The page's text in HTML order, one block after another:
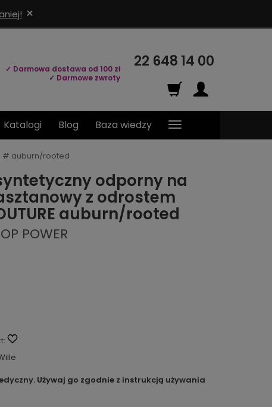
×
✓ Darmowa dostawa od 100 zł
✓ Darmowe zwroty
22 648 14 00
Katalogi Blog Baza wiedzy
# auburn/rooted
odporny na
z odrostem
auburn/rooted
POWER
Używaj go zgodnie z instrukcją używania